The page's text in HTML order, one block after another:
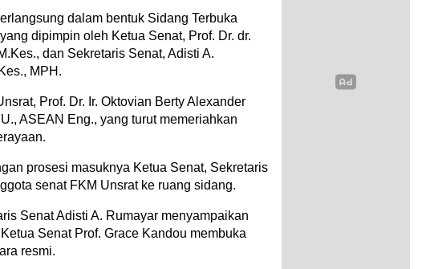
dalam bentuk Sidang Terbuka
dipimpin oleh Ketua Senat, Prof. Dr. dr.
dan Sekretaris Senat, Adisti A.
MPH.
Prof. Dr. Ir. Oktovian Berty Alexander
ASEAN Eng., yang turut memeriahkan
prosesi masuknya Ketua Senat, Sekretaris
senat FKM Unsrat ke ruang sidang.
Senat Adisti A. Rumayar menyampaikan
Senat Prof. Grace Kandou membuka
resmi.